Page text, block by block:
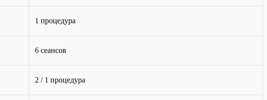
1 процедура
6 сеансов
2 / 1 процедура